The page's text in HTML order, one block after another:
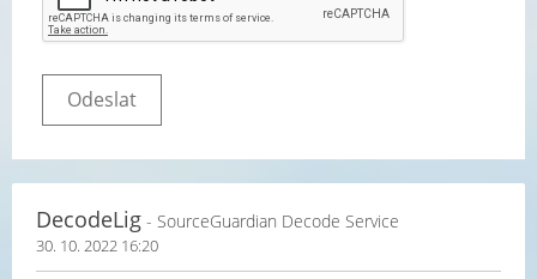
DecodeLig - SourceGuardian Decode Service
30. 10. 2022 16:20